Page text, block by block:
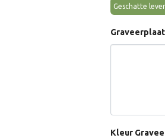
Geschatte
Graveerplaat
Kleur